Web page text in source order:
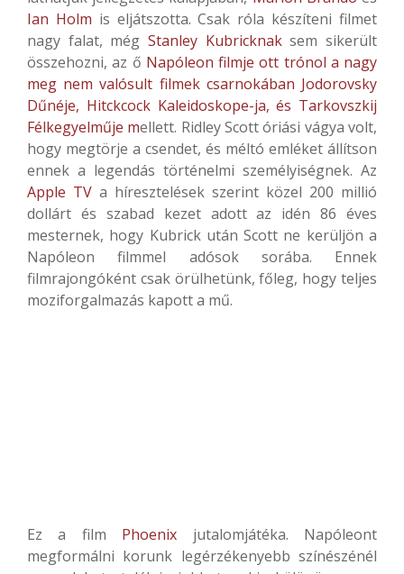
Ian Holm is eljátszotta. Csak róla készíteni filmet
nagy falat, még Stanley Kubricknaksem sikerült
összehozni, az ő Napóleon filmje ott trónol a nagy
meg nem valósult filmek csarnokában Jodorovsky
Dűnéje, Hitckcock Kaleidoskope-ja, és Tarkovszkij
Félkegyelműje mellett. Ridley Scott óriási vágya volt,
hogy megtörje a csendet, és méltó emléket állítson
ennek a legendás történelmi személyiségnek. Az
Apple TV a híresztelések szerint közel 200 millió
dollárt és szabad kezet adott az idén 86 éves
mesternek, hogy Kubrick után Scott ne kerüljön a
Napóleon filmmel adósok sorába. Ennek
filmrajongóként csak örülhetünk, főleg, hogy teljes
moziforgalmazás kapott a mű.
Ez a film Phoenix jutalomjátéka. Napóleont
megformálni korunk legérzékenyebb színészénél